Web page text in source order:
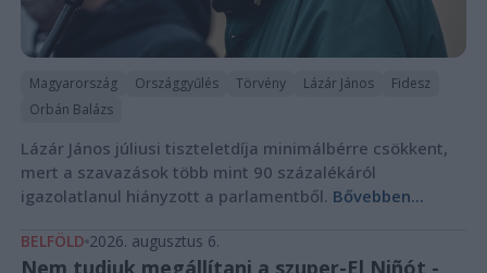
Magyarország Országgyűlés Törvény Lázár János
Fidesz
Orbán Balázs
Lázár János júliusi tiszteletdíja minimálbérre csökkent,
mert a szavazások több mint 90 százalékáról
igazolatlanul hiányzott a parlamentből. Bővebben...
BELFÖLD 2026. augusztus 6.
Nem tudjuk megállítani a szuper-El Niñót -